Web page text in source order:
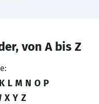
von A bis Z
K L M N O P
X Y Z